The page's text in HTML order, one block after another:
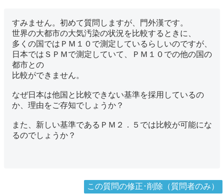
すみません。初めて質問しますが、門外漢です。
世界の大都市の大気汚染の状況を比較するときに、
多くの国ではＰＭ１０で測定しているらしいのですが、
日本ではＳＰＭで測定していて、ＰＭ１０での他の国の
都市との
比較ができません。
なぜ日本は他国と比較できない基準を採用しているの
か、理由をご存知でしょうか？
また、新しい基準であるＰＭ２．５では比較が可能にな
るのでしょうか？
この質問の修正･削除（質問者のみ）